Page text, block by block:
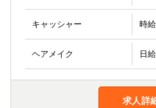
キャッシャー 時
ヘアメイク 日
求人詳